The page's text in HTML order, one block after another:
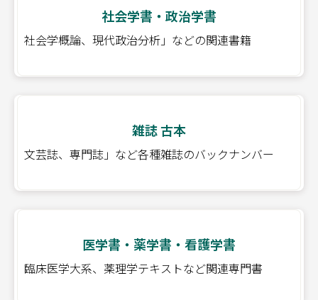
社会学書・政治学書
社会学概論、現代政治分析」などの関連書籍
雑誌 古本
文芸誌、専門誌」など各種雑誌のバックナンバー
医学書・薬学書・看護学書
臨床医学大系、薬理学テキストなど関連専門書